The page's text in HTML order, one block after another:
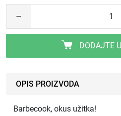
DODAJTE
OPIS PROIZVODA
Barbecook, okus užitka!